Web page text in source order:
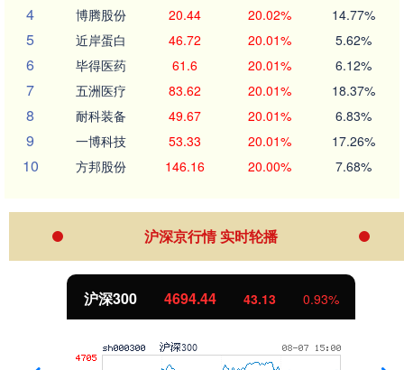
4 博腾股份 20.44 20.02% 14.77%
5 近岸蛋白 46.72 20.01% 5.62%
6 毕得医药 61.6 20.01% 6.12%
7 五洲医疗 83.62 20.01% 18.37%
8 耐科装备 49.67 20.01% 6.83%
9 一博科技 53.33 20.01% 17.26%
10 方邦股份 146.16 20.00% 7.68%
沪深京行情 实时轮播
沪深300 4694.44 43.13 0.93%